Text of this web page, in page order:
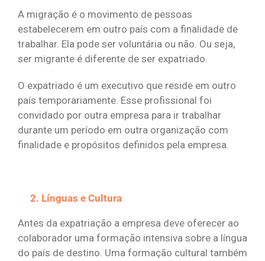
A migração é o movimento de pessoas
estabelecerem em outro país com a finalidade de
trabalhar. Ela pode ser voluntária ou não. Ou seja,
ser migrante é diferente de ser expatriado.
O expatriado é um executivo que reside em outro
país temporariamente. Esse profissional foi
convidado por outra empresa para ir trabalhar
durante um período em outra organização com
finalidade e propósitos definidos pela empresa.
Línguas e Cultura
Antes da expatriação a empresa deve oferecer ao
colaborador uma formação intensiva sobre a língua
do país de destino. Uma formação cultural também